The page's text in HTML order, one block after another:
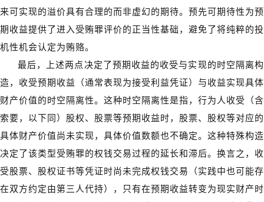
来可实现的溢价具有合理的而非虚幻的期待。预先可期待性为预
期收益提供了进入受贿罪评价的正当性基础，避免了将纯粹的投
机性机会认定为贿赂。
最后，上述两点决定了预期收益的收受与实现的时空隔离构
造，收受预期收益（通常表现为接受利益凭证）与收益实现具体
财产价值的时空隔离性。这种时空隔离性是指，行为人收受（含
索要，以下同）股权、股票等预期收益时，股票、股权等对应的
具体财产价值尚未实现，具体价值数额也不确定。这种特殊构造
决定了该类型受贿罪的权钱交易过程的延长和滞后。换言之，收
受股票、股权证书等凭证时尚未完成权钱交易（实践中也可能存
在双方约定由第三人代持），只有在预期收益转变为现实财产时